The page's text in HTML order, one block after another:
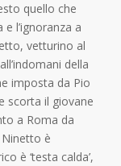
quello che
l’ignoranza a
vetturino al
della
imposta da Pio
scorta il giovane
a Roma da
è
è ‘testa calda’,